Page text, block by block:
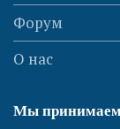
Форум
О нас
Мы принимаем